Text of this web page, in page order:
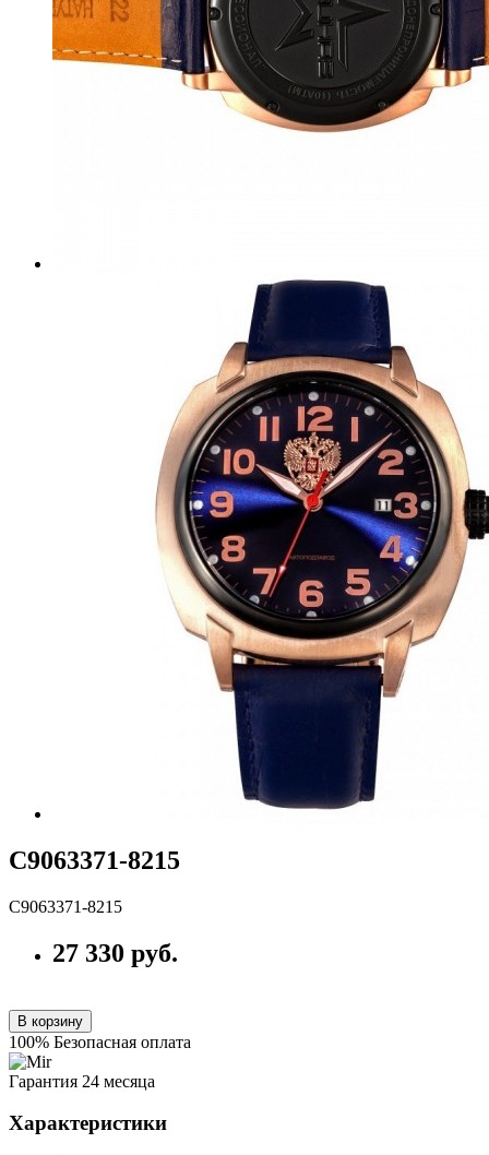
С9063371-8215
С9063371-8215
27 330 руб.
В корзину
100% Безопасная оплата
Гарантия 24 месяца
Характеристики